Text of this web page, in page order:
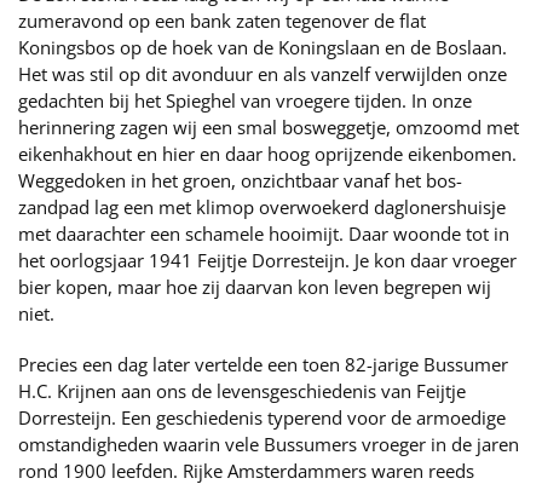
zumeravond op een bank zaten tegenover de flat
Koningsbos op de hoek van de Koningslaan en de Boslaan.
Het was stil op dit avonduur en als vanzelf verwijlden onze
gedachten bij het Spieghel van vroegere tijden. In onze
herinnering zagen wij een smal bosweggetje, omzoomd met
eikenhakhout en hier en daar hoog oprijzende eikenbomen.
Weggedoken in het groen, onzichtbaar vanaf het bos-
zandpad lag een met klimop overwoekerd daglonershuisje
met daarachter een schamele hooimijt. Daar woonde tot in
het oorlogsjaar 1941 Feijtje Dorresteijn. Je kon daar vroeger
bier kopen, maar hoe zij daarvan kon leven begrepen wij
niet.
Precies een dag later vertelde een toen 82-jarige Bussumer
H.C. Krijnen aan ons de levensgeschiedenis van Feijtje
Dorresteijn. Een geschiedenis typerend voor de armoedige
omstandigheden waarin vele Bussumers vroeger in de jaren
rond 1900 leefden. Rijke Amsterdammers waren reeds